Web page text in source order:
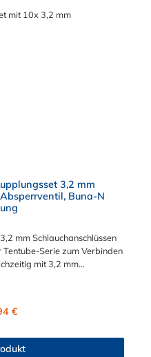
3,2 mm
Buna-N
mm Schlauchanschlüssen
Serie zum Verbinden
mit 3,2 mm
Preis:
€